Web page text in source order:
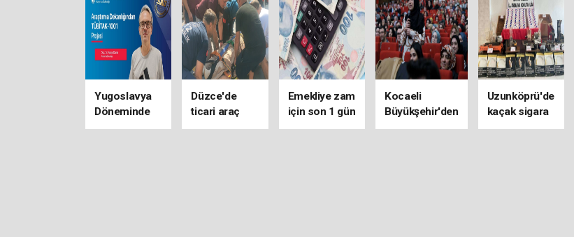
geliyor
Ağustos
2026)
Yugoslavya
Döneminde
Boşnak
Düzce'de
ticari araç
elektrikli
Emekliye zam
için son 1 gün
Kocaeli
Büyükşehir'den
Kılavuz
Uzunköprü'de
kaçak sigara
operasyonu